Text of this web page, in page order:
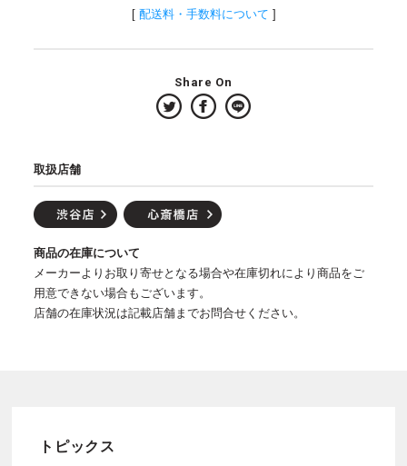
[ 配送料・手数料について ]
Share On
取扱店舗
商品の在庫について
メーカーよりお取り寄せとなる場合や在庫切れにより商品をご
用意できない場合もございます。
店舗の在庫状況は記載店舗までお問合せください。
トピックス